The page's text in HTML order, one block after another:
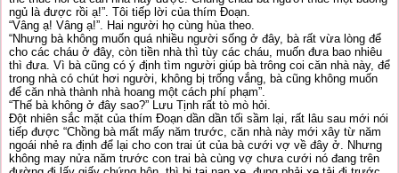
ngủ là được rồi ạ!”. Tôi tiếp lời của thím Đoạn.
“Vâng ạ! Vâng ạ!”. Hai người họ cùng hùa theo.
“Nhưng bà không muốn quá nhiều người sống ở đây, bà rất vừa lòng để
cho các cháu ở đây, còn tiền nhà thì tùy các cháu, muốn đưa bao nhiêu
thì đưa. Vì bà cũng có ý định tìm người giúp bà trông coi căn nhà này, để
trong nhà có chút hơi người, không bị trống vắng, bà cũng không muốn
để căn nhà thành nhà hoang một cách phí phạm”.
“Thế bà không ở đây sao?” Lưu Tịnh rất tò mò hỏi.
Đột nhiên sắc mặt của thím Đoạn dần dần tối sầm lại, rất lâu sau mới nói
tiếp được “Chồng bà mất mấy năm trước, căn nhà này mới xây từ năm
ngoái nhẻ ra định để lại cho con trai út của bà cưới vợ về đây ở. Nhưng
không may nửa năm trước con trai bà cùng vợ chưa cưới nó đang trên